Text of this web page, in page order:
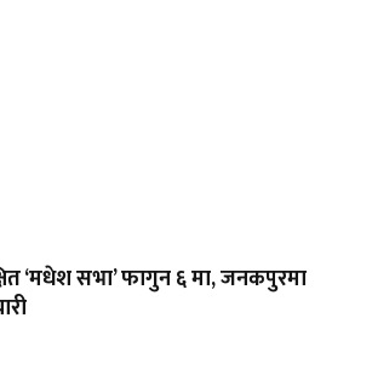
‘मधेश सभा’ फागुन ६ मा, जनकपुरमा